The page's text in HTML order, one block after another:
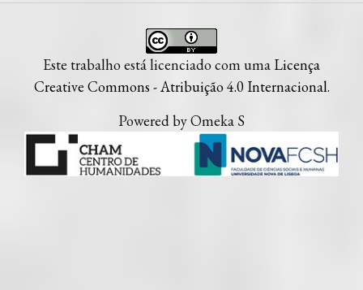
Este trabalho está licenciado com uma Licença
Creative Commons - Atribuição 4.0 Internacional.
Powered by Omeka S